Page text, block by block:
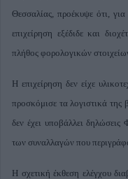
Θεσσαλίας, προέκυψε ότι,
επιχείρηση εξέδιδε και
πλήθος φορολογικών
Η επιχείρηση δεν είχε
προσκόμισε τα λογιστικά της
δεν έχει υποβάλλει
των συναλλαγών που
Η σχετική έκθεση ελέγχου